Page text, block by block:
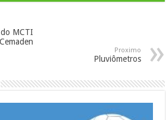
MCTI
Proximo
Pluviômetros